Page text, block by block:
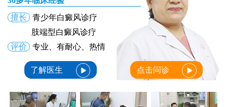
擅长
青少年白癜风诊疗
肢端型白癜风诊疗
评价
专业、有耐心、热情
了解医生 点击问诊